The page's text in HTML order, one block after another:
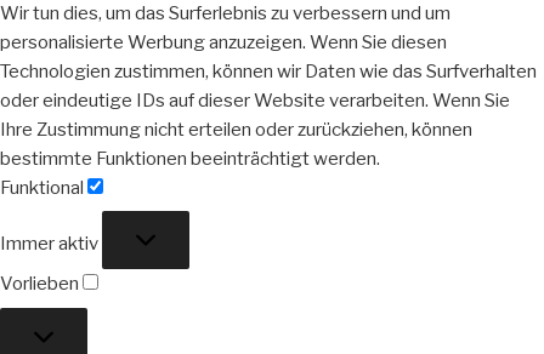
Wir tun dies, um das Surferlebnis zu verbessern und um
personalisierte Werbung anzuzeigen. Wenn Sie diesen
Technologien zustimmen, können wir Daten wie das Surfverhalten
oder eindeutige IDs auf dieser Website verarbeiten. Wenn Sie
Ihre Zustimmung nicht erteilen oder zurückziehen, können
bestimmte Funktionen beeinträchtigt werden.
Funktional
Immer aktiv
Vorlieben